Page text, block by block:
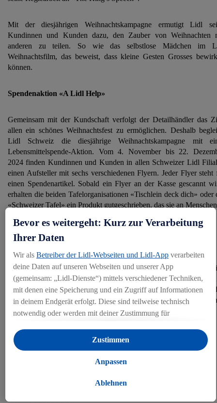
Mit der diesjährigen Weihnachtskampagne ermutigt Lidl
Kundinnen und Kunden dazu, den Zauber von Weihnachten
anderen zu teilen. So wie das selbstlose Mädchen im
Weihnachtsfilm, das beweist, dass kleine Gesten Grosses
können.
Spendenaktion «A Lidl Help»
Gemeinsam mit der Kundschaft verfolgt der Detailhändler das
allen ein schönes Weihnachtsfest zu ermöglichen. Deshalb
Lidl Schweiz die diesjährige Weihnachtskampagne mit
Lebensmittelspende-Aktion. Vom 4. November bis 22.
2024 finden Kundinnen und Kunden in allen Schweizer Lidl
einen Aufsteller mit sechs verschiedenen Flyern. Jeder Flyer steht
einen Spendenartikel. Sobald ein Flyer an der Kasse gescannt
erhalten die beiden Tafelorganisationen «Tischlein deck dich» oder
«Schweizer Tafel» ein Produkt gutgeschrieben, das sie an
Früher Ladenschluss an Heiligabend und Silvester
Am 24. und am 31. Dezember 2024 schliesst Lidl Schweiz
Filialen bereits um 17:00 Uhr. Ausgenommen sind einzelne
Einkaufszentren, die sich an deren Öffnungszeiten orientieren. Mit
verkürzten Öffnungszeiten will der Detailhändler
Mitarbeitenden Zeit für die Familie schenken.
Bevor es weitergeht: Kurz zur Verarbeitung
Ihrer Daten
Wir als Betreiber der Lidl-Webseiten und Lidl-App verarbeiten
deine Daten auf unseren Webseiten und unserer App
(gemeinsam: „Lidl-Dienste“) mittels verschiedener Techniken,
mit denen eine Speicherung und ein Zugriff auf Informationen
in deinem Endgerät erfolgt. Diese sind teilweise technisch
notwendig oder werden mit deiner Zustimmung für
personalisierte Werbung innerhalb und außerhalb der Lidl-
Dienste verwendet. Sofern du Teilnehmer des Lidl Plus-
Programms bist, werden für diese Zwecke auch Daten aus
Unter „Anpassen“ kannst du einzelne Verwendungszwecke
Ablehnen
Anpassen
Zustimmen